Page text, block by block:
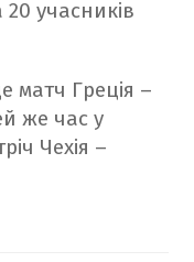
20 учасників
матч Греція –
же час у
Чехія –